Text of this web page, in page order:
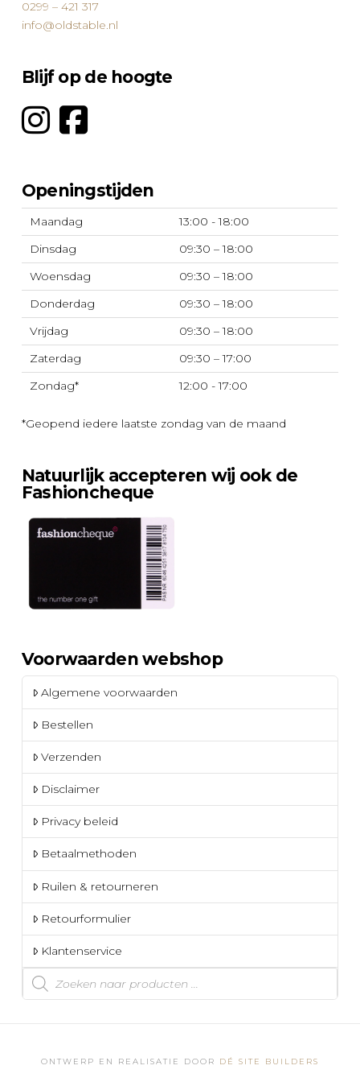
0299 – 421 317
info@oldstable.nl
Blijf op de hoogte
Openingstijden
Maandag
13:00 - 18:00
Dinsdag
09:30 – 18:00
Woensdag
09:30 – 18:00
Donderdag
09:30 – 18:00
Vrijdag
09:30 – 18:00
Zaterdag
09:30 – 17:00
Zondag*
12:00 - 17:00
*Geopend iedere laatste zondag van de maand
Natuurlijk accepteren wij ook de
Fashioncheque
Voorwaarden webshop
Algemene voorwaarden
Bestellen
Verzenden
Disclaimer
Privacy beleid
Betaalmethoden
Ruilen & retourneren
Retourformulier
Klantenservice
Producten
zoeken
ONTWERP EN REALISATIE DOOR DÉ SITE BUILDERS